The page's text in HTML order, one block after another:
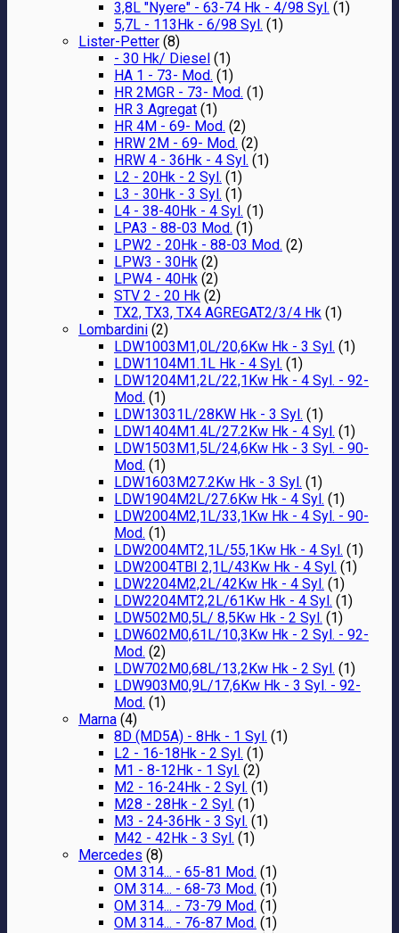
3,8L "Nyere" - 63-74 Hk - 4/98 Syl. (1)
5,7L - 113Hk - 6/98 Syl. (1)
Lister-Petter (8)
- 30 Hk/ Diesel (1)
HA 1 - 73- Mod. (1)
HR 2MGR - 73- Mod. (1)
HR 3 Agregat (1)
HR 4M - 69- Mod. (2)
HRW 2M - 69- Mod. (2)
HRW 4 - 36Hk - 4 Syl. (1)
L2 - 20Hk - 2 Syl. (1)
L3 - 30Hk - 3 Syl. (1)
L4 - 38-40Hk - 4 Syl. (1)
LPA3 - 88-03 Mod. (1)
LPW2 - 20Hk - 88-03 Mod. (2)
LPW3 - 30Hk (2)
LPW4 - 40Hk (2)
STV 2 - 20 Hk (2)
TX2, TX3, TX4 AGREGAT2/3/4 Hk (1)
Lombardini (2)
LDW1003M1,0L/20,6Kw Hk - 3 Syl. (1)
LDW1104M1.1L Hk - 4 Syl. (1)
LDW1204M1,2L/22,1Kw Hk - 4 Syl. - 92-
Mod. (1)
LDW13031L/28KW Hk - 3 Syl. (1)
LDW1404M1.4L/27.2Kw Hk - 4 Syl. (1)
LDW1503M1,5L/24,6Kw Hk - 3 Syl. - 90-
Mod. (1)
LDW1603M27.2Kw Hk - 3 Syl. (1)
LDW1904M2L/27.6Kw Hk - 4 Syl. (1)
LDW2004M2,1L/33,1Kw Hk - 4 Syl. - 90-
Mod. (1)
LDW2004MT2,1L/55,1Kw Hk - 4 Syl. (1)
LDW2004TBI 2,1L/43Kw Hk - 4 Syl. (1)
LDW2204M2,2L/42Kw Hk - 4 Syl. (1)
LDW2204MT2,2L/61Kw Hk - 4 Syl. (1)
LDW502M0,5L/ 8,5Kw Hk - 2 Syl. (1)
LDW602M0,61L/10,3Kw Hk - 2 Syl. - 92-
Mod. (2)
LDW702M0,68L/13,2Kw Hk - 2 Syl. (1)
LDW903M0,9L/17,6Kw Hk - 3 Syl. - 92-
Mod. (1)
Marna (4)
8D (MD5A) - 8Hk - 1 Syl. (1)
L2 - 16-18Hk - 2 Syl. (1)
M1 - 8-12Hk - 1 Syl. (2)
M2 - 16-24Hk - 2 Syl. (1)
M28 - 28Hk - 2 Syl. (1)
M3 - 24-36Hk - 3 Syl. (1)
M42 - 42Hk - 3 Syl. (1)
Mercedes (8)
OM 314... - 65-81 Mod. (1)
OM 314... - 68-73 Mod. (1)
OM 314... - 73-79 Mod. (1)
OM 314... - 76-87 Mod. (1)